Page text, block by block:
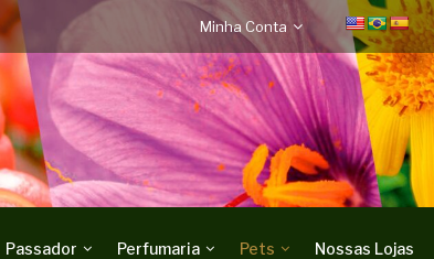
Minha Conta
Passador Perfumaria Pets Nossas Lojas